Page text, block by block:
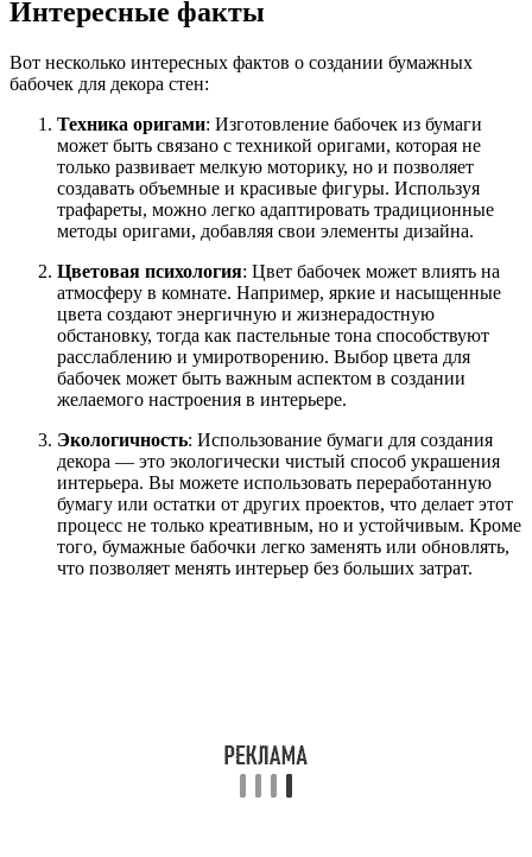
Интересные факты
Вот несколько интересных фактов о создании бумажных
бабочек для декора стен:
Техника оригами: Изготовление бабочек из бумаги
может быть связано с техникой оригами, которая не
только развивает мелкую моторику, но и позволяет
создавать объемные и красивые фигуры. Используя
трафареты, можно легко адаптировать традиционные
методы оригами, добавляя свои элементы дизайна.
Цветовая психология: Цвет бабочек может влиять на
атмосферу в комнате. Например, яркие и насыщенные
цвета создают энергичную и жизнерадостную
обстановку, тогда как пастельные тона способствуют
расслаблению и умиротворению. Выбор цвета для
бабочек может быть важным аспектом в создании
желаемого настроения в интерьере.
Экологичность: Использование бумаги для создания
декора — это экологически чистый способ украшения
интерьера. Вы можете использовать переработанную
бумагу или остатки от других проектов, что делает этот
процесс не только креативным, но и устойчивым. Кроме
того, бумажные бабочки легко заменять или обновлять,
что позволяет менять интерьер без больших затрат.